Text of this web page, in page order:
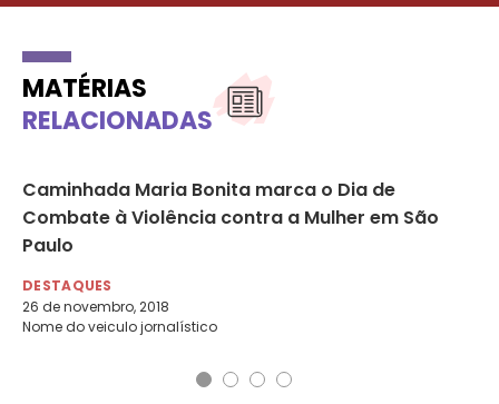
MATÉRIAS
RELACIONADAS
Caminhada Maria Bonita marca o Dia de
Combate à Violência contra a Mulher em São
Paulo
DESTAQUES
26 de novembro, 2018
Nome do veiculo jornalístico